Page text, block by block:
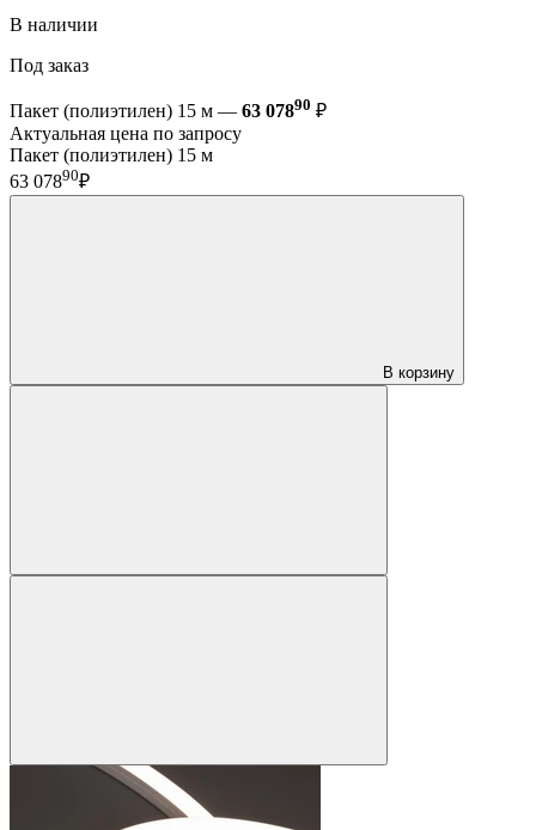
В наличии
Под заказ
Пакет (полиэтилен) 15 м — 63 07890 ₽
Актуальная цена по запросу
Пакет (полиэтилен) 15 м
63 07890₽
В корзину